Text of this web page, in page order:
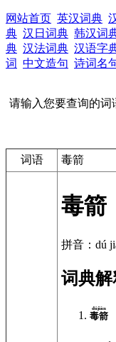
网站首页 英汉词典
典 汉日词典 韩汉词
典 汉法词典 汉语字
词 中文造句 诗词名
请输入您要查询的词
词语 毒箭
毒箭
拼音：dú
词典解
毒箭
dújiàn